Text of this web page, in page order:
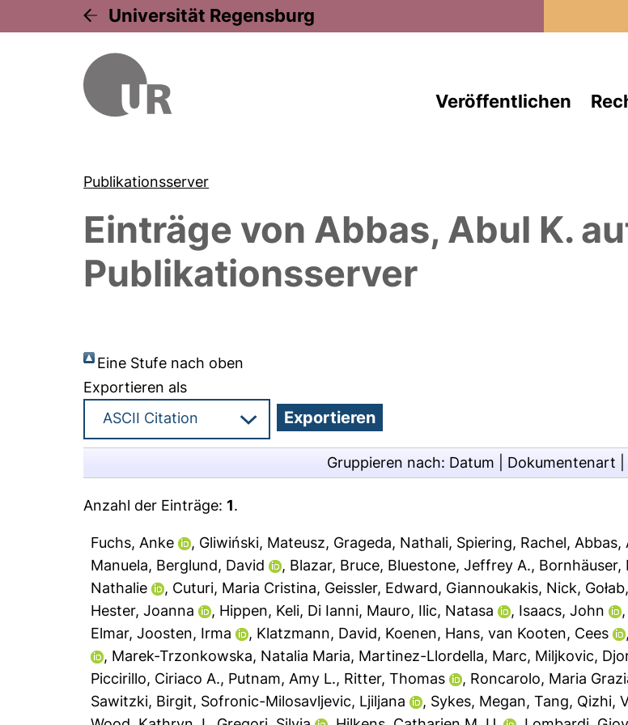
Universität Regensburg
Veröffentlichen
Publikationsserver
Einträge von Abbas, Abul K.
Publikationsserver
Eine Stufe nach oben
Exportieren als
Gruppieren nach: Datum Dokumentenart
Anzahl der Einträge:1.
Fuchs, Anke , Gliwiński, Mateusz, Grageda, Nathali, Spiering, Rachel, Abbas,
Manuela, Berglund, David , Blazar, Bruce, Bluestone, Jeffrey A., Bornhäuser,
Nathalie
, Cuturi, Maria Cristina, Geissler, Edward, Giannoukakis, Nick,
Hester, Joanna
, Hippen, Keli, Di Ianni, Mauro, Ilic, Natasa , Isaacs, John ,
Elmar,Joosten, Irma , Klatzmann, David, Koenen, Hans,van Kooten, Cees ,
, Marek-Trzonkowska, Natalia Maria, Martinez-Llordella, Marc, Miljkovic,
Piccirillo, Ciriaco A., Putnam, Amy L., Ritter, Thomas , Roncarolo, Maria
Sawitzki, Birgit, Sofronic-Milosavljevic, Ljiljana , Sykes, Megan,Tang, Qizhi,